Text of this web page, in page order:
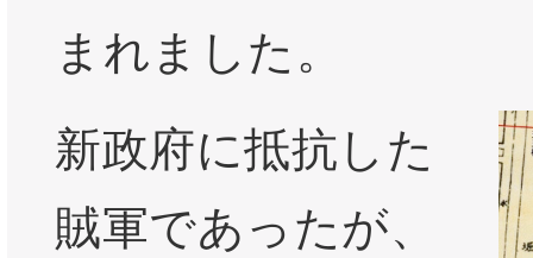
まれました。
新政府に抵抗した
賊軍であったが、